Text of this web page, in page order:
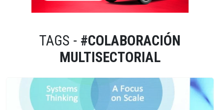
TAGS - #COLABORACIÓN
MULTISECTORIAL